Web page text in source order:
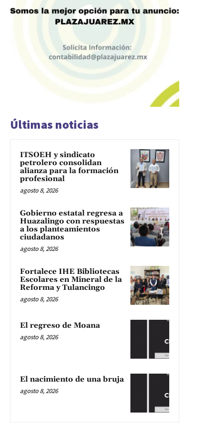
Últimas noticias
ITSOEH y sindicato
petrolero consolidan
alianza para la formación
profesional
agosto 8, 2026
Gobierno estatal regresa a
Huazalingo con respuestas
a los planteamientos
ciudadanos
agosto 8, 2026
Fortalece IHE Bibliotecas
Escolares en Mineral de la
Reforma y Tulancingo
agosto 8, 2026
El regreso de Moana
agosto 8, 2026
El nacimiento de una bruja
agosto 8, 2026